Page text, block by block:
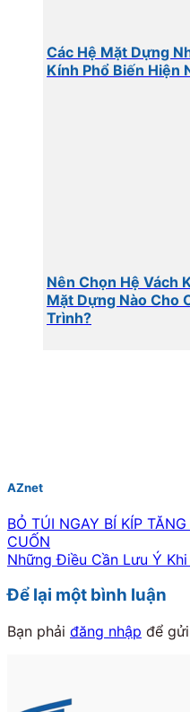
Các Hệ Mặt Dựng
Kính Phổ Biến Hiện
Nên Chọn Hệ Vách
Mặt Dựng Nào Cho
Trình?
AZnet
BỎ TÚI NGAY BÍ KÍP
CUỐN
Những Điều Cần Lưu Ý
Để lại một bình luận
Bạn phải đăng nhập để